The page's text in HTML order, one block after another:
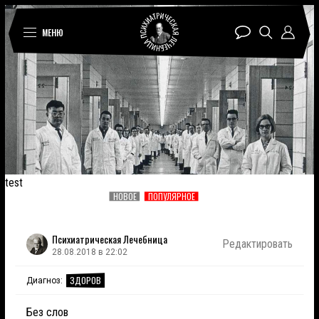
МЕНЮ
test
НОВОЕ ПОПУЛЯРНОЕ
Психиатрическая Лечебница
28.08.2018 в 22:02
Редактировать
Диагноз: ЗДОРОВ
Без слов